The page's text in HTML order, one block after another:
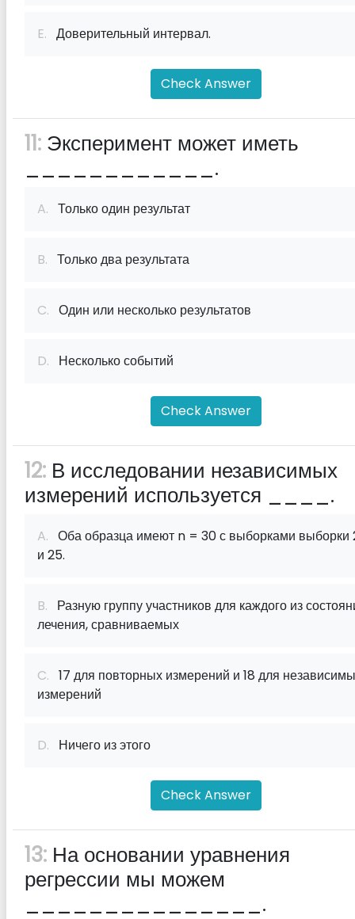
E. Доверительный интервал.
Check Answer
11: Эксперимент может иметь
____________.
A. Только один результат
B. Только два результата
C. Один или несколько результатов
D. Несколько событий
Check Answer
12: В исследовании независимых
измерений используется ____.
A. Оба образца имеют n = 30 с выборками выборки
и 25.
B. Разную группу участников для каждого из
лечения, сравниваемых
C. 17 для повторных измерений и 18 для
измерений
D. Ничего из этого
Check Answer
13: На основании уравнения
регрессии мы можем
_______________.